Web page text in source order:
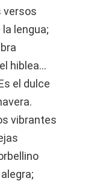
versos
lengua;
hiblea…
el dulce
vibrantes